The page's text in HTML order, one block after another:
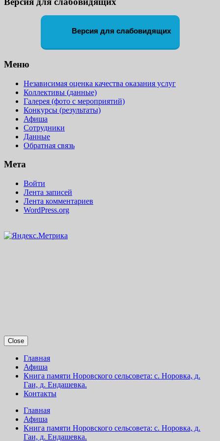
Версия для слабовидящих
Меню
Независимая оценка качества оказания услуг
Коллективы (данные)
Галерея (фото с мероприятий)
Конкурсы (результаты)
Афиша
Сотрудники
Данные
Обратная связь
Мета
Войти
Лента записей
Лента комментариев
WordPress.org
Close
Главная
Афиша
Книга памяти Норовского сельсовета: с. Норовка, д.
Гаи, д. Ендашевка.
Контакты
Главная
Афиша
Книга памяти Норовского сельсовета: с. Норовка, д.
Гаи, д. Ендашевка.